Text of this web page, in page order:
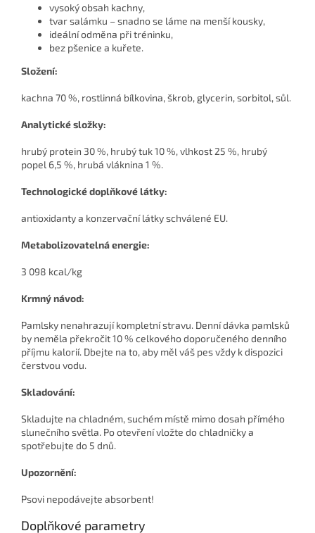
vysoký obsah kachny,
tvar salámku – snadno se láme na menší kousky,
ideální odměna při tréninku,
bez pšenice a kuřete.
Složení:
kachna 70 %, rostlinná bílkovina, škrob, glycerin, sorbitol, sůl.
Analytické složky:
hrubý protein 30 %, hrubý tuk 10 %, vlhkost 25 %, hrubý
popel 6,5 %, hrubá vláknina 1 %.
Technologické doplňkové látky:
antioxidanty a konzervační látky schválené EU.
Metabolizovatelná energie:
3 098 kcal/kg
Krmný návod:
Pamlsky nenahrazují kompletní stravu. Denní dávka pamlsků
by neměla překročit 10 % celkového doporučeného denního
příjmu kalorií. Dbejte na to, aby měl váš pes vždy k dispozici
čerstvou vodu.
Skladování:
Skladujte na chladném, suchém místě mimo dosah přímého
slunečního světla. Po otevření vložte do chladničky a
spotřebujte do 5 dnů.
Upozornění:
Psovi nepodávejte absorbent!
Doplňkové parametry